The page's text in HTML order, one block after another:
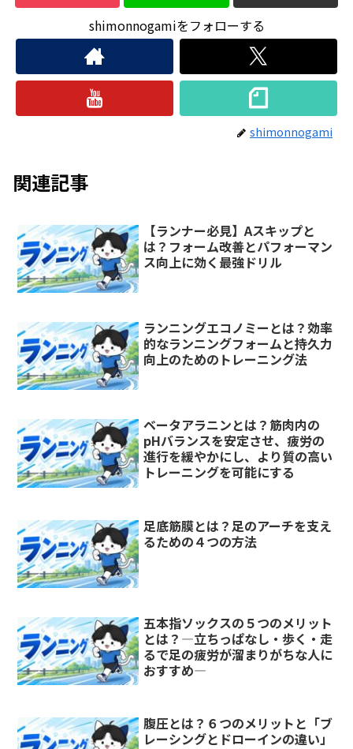
shimonnogamiをフォローする
shimonnogami
関連記事
【ランナー必見】Aスキップと
は？フォーム改善とパフォーマン
ス向上に効く最強ドリル
ランニングエコノミーとは？効率
的なランニングフォームと持久力
向上のためのトレーニング法
ベータアラニンとは？筋肉内の
pHバランスを安定させ、疲労の
進行を緩やかにし、より質の高い
トレーニングを可能にする
足底筋膜とは？足のアーチを支え
るための４つの方法
五本指ソックスの５つのメリット
とは？―立ちっぱなし・歩く・走
るで足の疲労が溜まりがちな人に
おすすめ―
腹圧とは？６つのメリットと「ブ
レーシングとドローインの違い」